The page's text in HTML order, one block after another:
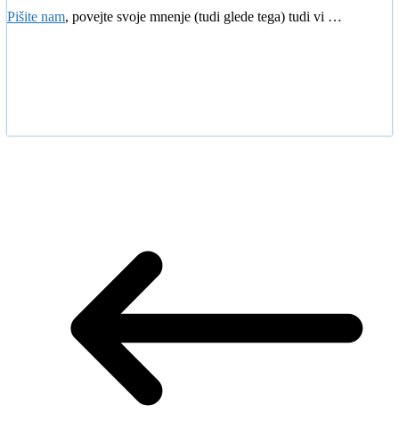
Pišite nam, povejte svoje mnenje (tudi glede tega) tudi vi …